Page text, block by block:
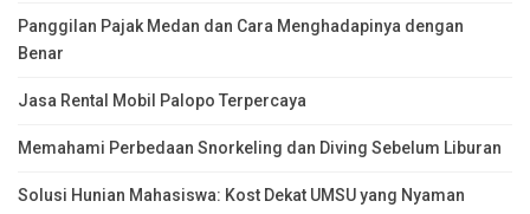
Panggilan Pajak Medan dan Cara Menghadapinya dengan
Benar
Jasa Rental Mobil Palopo Terpercaya
Memahami Perbedaan Snorkeling dan Diving Sebelum Liburan
Solusi Hunian Mahasiswa: Kost Dekat UMSU yang Nyaman